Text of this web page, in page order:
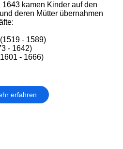
kamen Kinder auf den
deren Mütter übernahmen
- 1589)
- 1642)
- 1666)
erfahren